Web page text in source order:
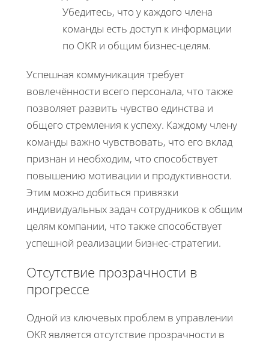
Убедитесь, что у каждого члена
команды есть доступ к информации
по OKR и общим бизнес-целям.
Успешная коммуникация требует
вовлечённости всего персонала, что также
позволяет развить чувство единства и
общего стремления к успеху. Каждому члену
команды важно чувствовать, что его вклад
признан и необходим, что способствует
повышению мотивации и продуктивности.
Этим можно добиться привязки
индивидуальных задач сотрудников к общим
целям компании, что также способствует
успешной реализации бизнес-стратегии.
Отсутствие прозрачности в
прогрессе
Одной из ключевых проблем в управлении
OKR является отсутствие прозрачности в